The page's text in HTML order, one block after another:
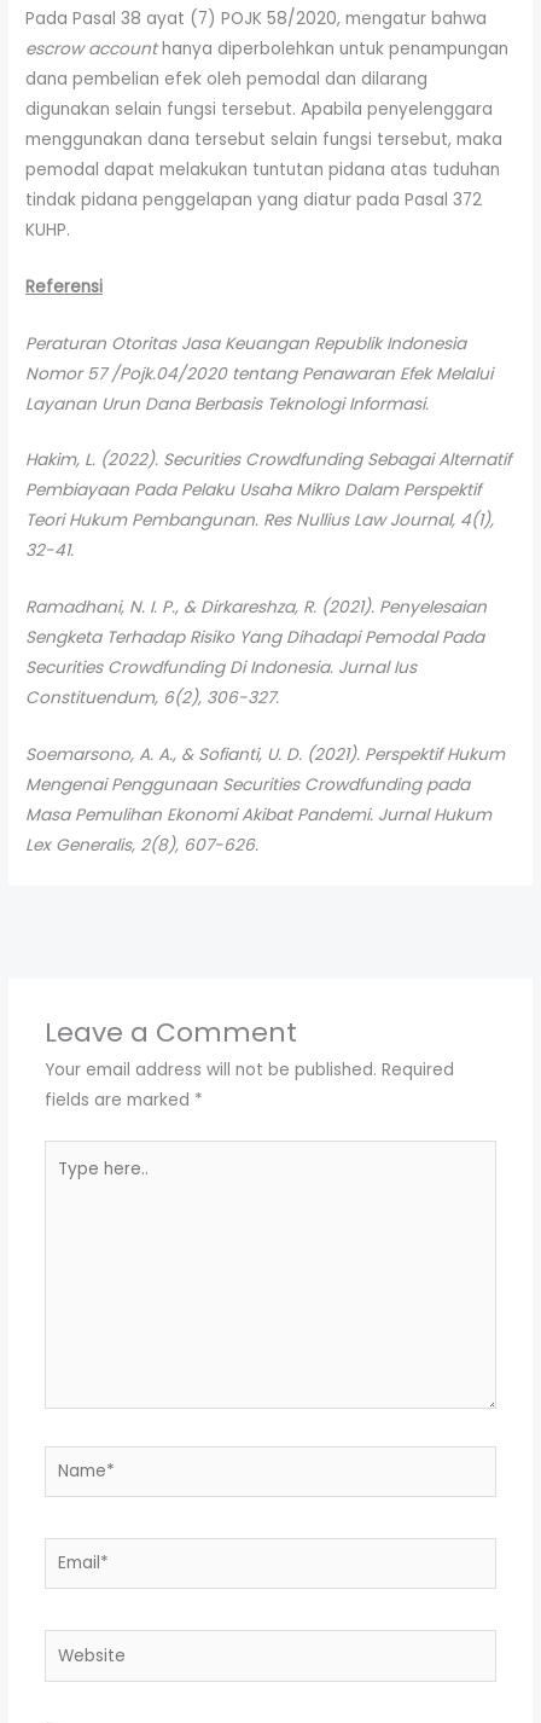
Pada Pasal 38 ayat (7) POJK 58/2020, mengatur bahwa
escrow accounthanya diperbolehkan untuk penampungan
dana pembelian efek oleh pemodal dan dilarang
digunakan selain fungsi tersebut. Apabila penyelenggara
menggunakan dana tersebut selain fungsi tersebut, maka
pemodal dapat melakukan tuntutan pidana atas tuduhan
tindak pidana penggelapan yang diatur pada Pasal 372
KUHP.
Referensi
Peraturan Otoritas Jasa Keuangan Republik Indonesia
Nomor 57 /Pojk.04/2020 tentang Penawaran Efek Melalui
Layanan Urun Dana Berbasis Teknologi Informasi.
Hakim, L. (2022). Securities Crowdfunding Sebagai Alternatif
Pembiayaan Pada Pelaku Usaha Mikro Dalam Perspektif
Teori Hukum Pembangunan. Res Nullius Law Journal, 4(1),
32-41.
Ramadhani, N. I. P., & Dirkareshza, R. (2021). Penyelesaian
Sengketa Terhadap Risiko Yang Dihadapi Pemodal Pada
Securities Crowdfunding Di Indonesia. Jurnal Ius
Constituendum, 6(2), 306-327.
Soemarsono, A. A., & Sofianti, U. D. (2021). Perspektif Hukum
Mengenai Penggunaan Securities Crowdfunding pada
Masa Pemulihan Ekonomi Akibat Pandemi. Jurnal Hukum
Lex Generalis, 2(8), 607-626.
Leave a Comment
Your email address will not be published. Required
fields are marked *
here..
Name*
Email*
Website